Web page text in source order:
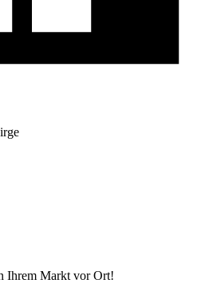
Ihrem Markt vor Ort!